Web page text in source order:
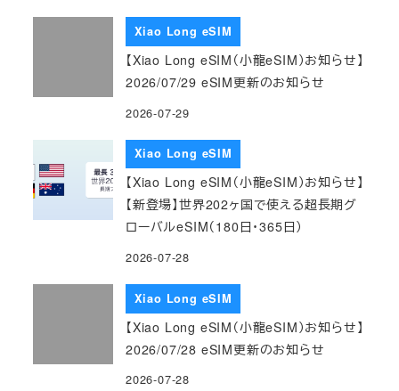
Xiao Long eSIM
【Xiao Long eSIM（小龍eSIM）お知らせ】
2026/07/29 eSIM更新のお知らせ
2026-07-29
Xiao Long eSIM
【Xiao Long eSIM（小龍eSIM）お知らせ】
【新登場】世界202ヶ国で使える超長期グ
ローバルeSIM（180日・365日）
2026-07-28
Xiao Long eSIM
【Xiao Long eSIM（小龍eSIM）お知らせ】
2026/07/28 eSIM更新のお知らせ
2026-07-28